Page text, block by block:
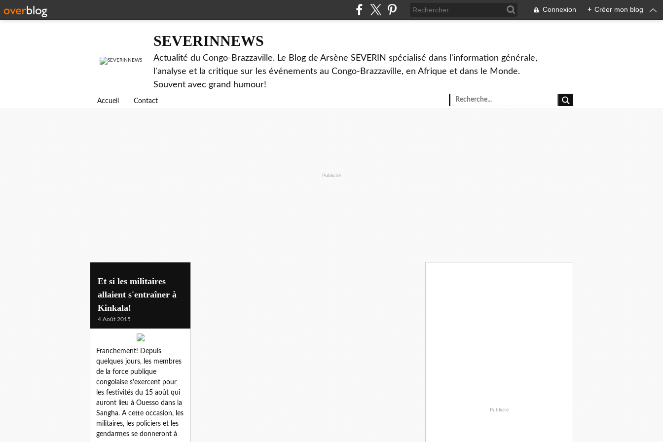
Connexion + Créer mon blog
SEVERINNEWS
Actualité du Congo-Brazzaville. Le Blog de Arsène SEVERIN spécialisé dans l'information générale,
l'analyse et la critique sur les événements au Congo-Brazzaville, en Afrique et dans le Monde.
Souvent avec grand humour!
Accueil Contact
Publicité
15 aout
Et si les militaires
allaient s'entraîner à
Kinkala!
4 Août 2015
Franchement! Depuis
quelques jours, les membres
de la force publique
congolaise s'exercent pour
les festivités du 15 août qui
auront lieu à Ouesso dans la
Sangha. A cette occasion, les
militaires, les policiers et les
gendarmes se donneront à
Publicité